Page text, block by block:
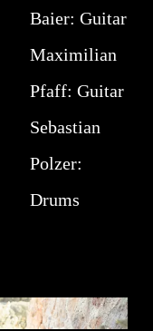
Baier: Guitar
Maximilian
Pfaff: Guitar
Sebastian
Polzer:
Drums